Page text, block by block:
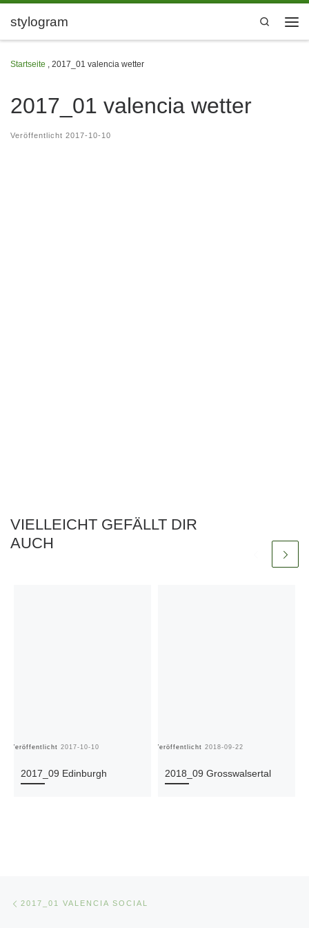
Zum Inhalt springen
stylogram
Search
Startseite , 2017_01 valencia wetter
2017_01 valencia wetter
Veröffentlicht 2017-10-10
VIELLEICHT GEFÄLLT DIR
AUCH
Veröffentlicht2017-10-10
2017_09 Edinburgh
Veröffentlicht2018-09-22
2018_09 Grosswalsertal
Beitragsnavigation
2017_01 VALENCIA SOCIAL